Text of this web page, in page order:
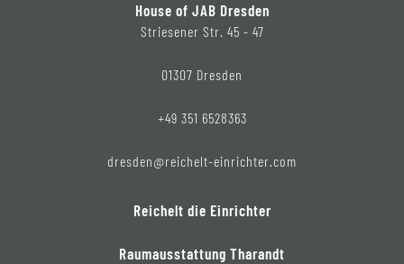
House of JAB Dresden
Striesener Str. 45 - 47
01307 Dresden
+49 351 6528363
dresden@reichelt-einrichter.com
Reichelt die Einrichter
Raumausstattung Tharandt